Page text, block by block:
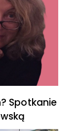
Spotkanie